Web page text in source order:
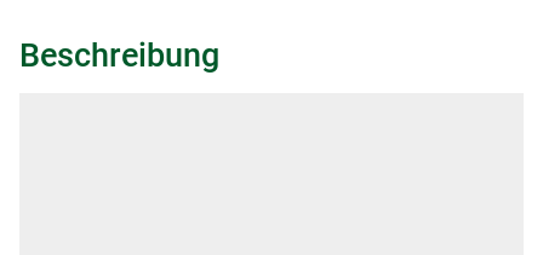
Beschreibung